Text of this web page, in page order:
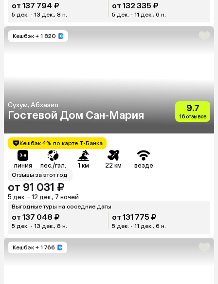
от 137 794 ₽
5 дек. - 13 дек., 8 н.
от 132 335 ₽
5 дек. - 11 дек., 6 н.
Кешбэк + 1 820
Сухум, Абхазия
Гостевой Дом Сан-Мария
9.7
16 отзывов
Кешбэк 4% по карте Т-Банка
линия пес./гал. 1 км 22 км везде
Отзывы за этот год
от 91 031 ₽
5 дек. - 12 дек., 7 ночей
Выгодные туры на соседние даты
от 137 048 ₽
5 дек. - 13 дек., 8 н.
от 131 775 ₽
5 дек. - 11 дек., 6 н.
Кешбэк + 1 766